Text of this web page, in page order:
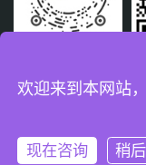
欢迎来到本网站
现在咨询 稍